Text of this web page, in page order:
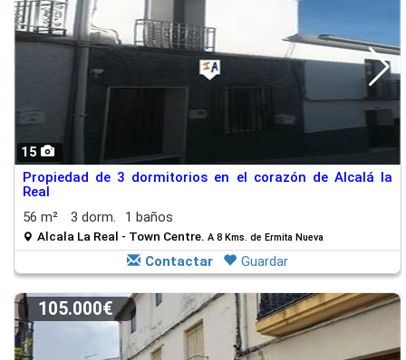
15
Propiedad de 3 dormitorios en el corazón de Alcalá la
Real
56 m²
3 dorm. 1 baños
Alcala La Real - Town Centre. A 8 Kms. de Ermita Nueva
Contactar Guardar
105.000€